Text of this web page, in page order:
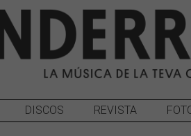
DISCOS REVISTA